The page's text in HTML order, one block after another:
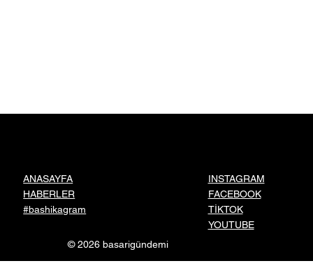
ANASAYFA
HABERLER
#bashikagram
INSTAGRAM
FACEBOOK
TİKTOK
YOUTUBE
© 2026 basarigündemi